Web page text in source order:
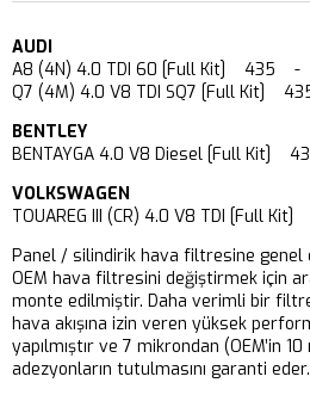
AUDI
A8 (4N) 4.0 TDI 60 [Full Kit] 435
Q7 (4M) 4.0 V8 TDI SQ7 [Full Kit]
BENTLEY
BENTAYGA 4.0 V8 Diesel [Full
VOLKSWAGEN
TOUAREG III (CR) 4.0 V8 TDI [Full
Panel / silindirik hava filtresine genel
OEM hava filtresini değiştirmek için
monte edilmiştir. Daha verimli bir
hava akışına izin veren yüksek
yapılmıştır ve 7 mikrondan (OEM’in
adezyonların tutulmasını garanti eder.